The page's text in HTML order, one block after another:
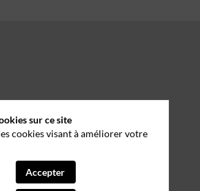
sur ce site
cookies visant à améliorer votre
Accepter